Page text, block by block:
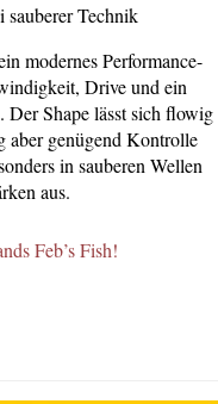
sauberer Technik
modernes Performance-
Drive und ein
Der Shape lässt sich flowig
aber genügend Kontrolle
in sauberen Wellen
aus.
Feb’s Fish!